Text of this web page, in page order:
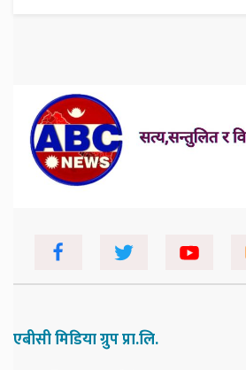
एबीसी मिडिया ग्रुप प्रा.लि.